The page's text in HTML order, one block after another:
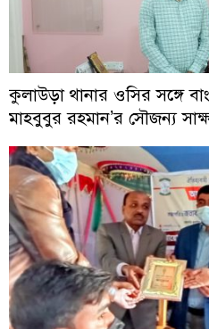
কুলাউড়া থানার ওসির সঙ্গে
মাহবুবুর রহমান’র সৌজন্য